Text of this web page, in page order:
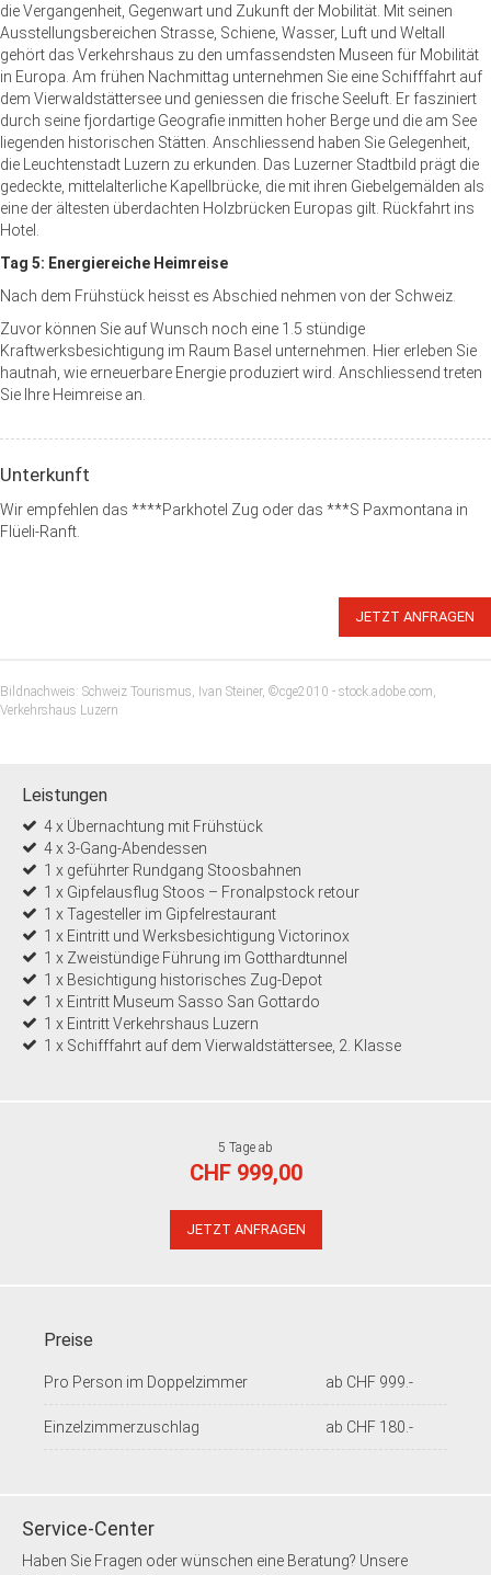
die Vergangenheit, Gegenwart und Zukunft der Mobilität. Mit seinen
Ausstellungsbereichen Strasse, Schiene, Wasser, Luft und Weltall
gehört das Verkehrshaus zu den umfassendsten Museen für Mobilität
in Europa. Am frühen Nachmittag unternehmen Sie eine Schifffahrt auf
dem Vierwaldstättersee und geniessen die frische Seeluft. Er fasziniert
durch seine fjordartige Geografie inmitten hoher Berge und die am See
liegenden historischen Stätten. Anschliessend haben Sie Gelegenheit,
die Leuchtenstadt Luzern zu erkunden. Das Luzerner Stadtbild prägt die
gedeckte, mittelalterliche Kapellbrücke, die mit ihren Giebelgemälden als
eine der ältesten überdachten Holzbrücken Europas gilt. Rückfahrt ins
Hotel.
Tag 5: Energiereiche Heimreise
Nach dem Frühstück heisst es Abschied nehmen von der Schweiz.
Zuvor können Sie auf Wunsch noch eine 1.5 stündige
Kraftwerksbesichtigung im Raum Basel unternehmen. Hier erleben Sie
hautnah, wie erneuerbare Energie produziert wird. Anschliessend treten
Sie Ihre Heimreise an.
Unterkunft
Wir empfehlen das ****Parkhotel Zug oder das ***S Paxmontana in
Flüeli-Ranft.
JETZT ANFRAGEN
Bildnachweis: Schweiz Tourismus, Ivan Steiner, ©cge2010 - stock.adobe.com,
Verkehrshaus Luzern
Leistungen
4 x Übernachtung mit Frühstück
4 x 3-Gang-Abendessen
1 x geführter Rundgang Stoosbahnen
1 x Gipfelausflug Stoos – Fronalpstock retour
1 x Tagesteller im Gipfelrestaurant
1 x Eintritt und Werksbesichtigung Victorinox
1 x Zweistündige Führung im Gotthardtunnel
1 x Besichtigung historisches Zug-Depot
1 x Eintritt Museum Sasso San Gottardo
1 x Eintritt Verkehrshaus Luzern
1 x Schifffahrt auf dem Vierwaldstättersee, 2. Klasse
5 Tage ab
CHF 999,00
JETZT ANFRAGEN
Preise
Pro Person im Doppelzimmer ab CHF 999.-
Einzelzimmerzuschlag ab CHF 180.-
Service-Center
Haben Sie Fragen oder wünschen eine Beratung? Unsere